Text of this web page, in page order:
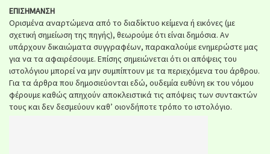
ΕΠΙΣΗΜΑΝΣΗ
Ορισμένα αναρτώμενα από το διαδίκτυο κείμενα ή εικόνες (με
σχετική σημείωση της πηγής), θεωρούμε ότι είναι δημόσια. Αν
υπάρχουν δικαιώματα συγγραφέων, παρακαλούμε ενημερώστε μας
για να τα αφαιρέσουμε. Επίσης σημειώνεται ότι οι απόψεις του
ιστολόγιου μπορεί να μην συμπίπτουν με τα περιεχόμενα του άρθρου.
Για τα άρθρα που δημοσιεύονται εδώ, ουδεμία ευθύνη εκ του νόμου
φέρουμε καθώς απηχούν αποκλειστικά τις απόψεις των συντακτών
τους και δεν δεσμεύουν καθ’ οιονδήποτε τρόπο το ιστολόγιο.